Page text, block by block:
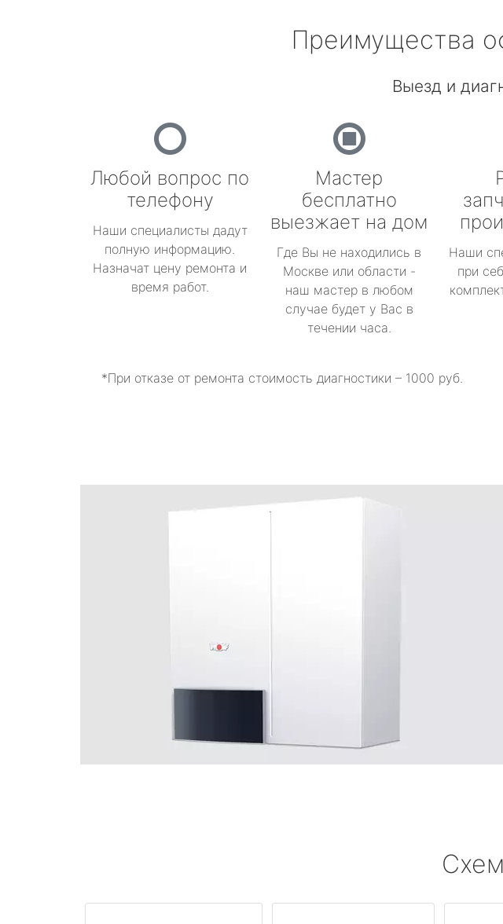
Преимущества
Выезд и
Любой вопрос по
телефону
Наши специалисты дадут
полную информацию.
Назначат цену ремонта и
время работ.
Мастер
бесплатно
выезжает на дом
Где Вы не находились в
Москве или области -
наш мастер в любом
случае будет у Вас в
течении часа.
Наши
при
*При отказе от ремонта стоимость диагностики – 1000 руб.